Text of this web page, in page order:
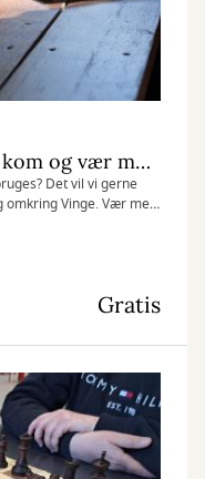
Kulturpavillonen i Vinge – kom og vær med til at forme den
Det vil vi gerne
omkring Vinge. Vær med
vi sammen sætter
Gratis